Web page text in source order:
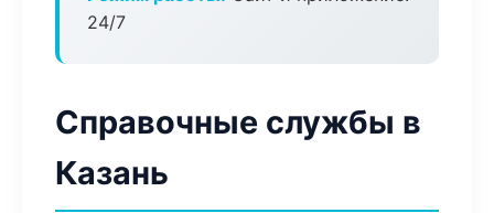
24/7
Справочные службы в
Казань